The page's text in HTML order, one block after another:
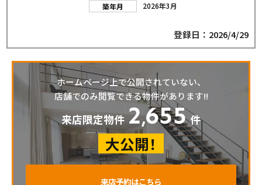
築年月
2026年3月
登録日：2026/4/29
ホームページ上で公開されていない、
店舗でのみ閲覧できる物件があります!!
来店限定物件 2,655 件
大公開！
来店予約はこちら